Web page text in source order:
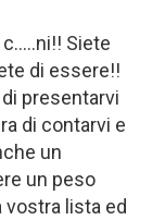
c…..ni!! Siete
di essere!!
presentarvi
di contarvi e
un
un peso
vostra lista ed